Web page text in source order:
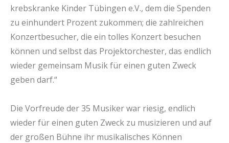
krebskranke Kinder Tübingen e.V., dem die Spenden
zu einhundert Prozent zukommen; die zahlreichen
Konzertbesucher, die ein tolles Konzert besuchen
können und selbst das Projektorchester, das endlich
wieder gemeinsam Musik für einen guten Zweck
geben darf.“
Die Vorfreude der 35 Musiker war riesig, endlich
wieder für einen guten Zweck zu musizieren und auf
der großen Bühne ihr musikalisches Können